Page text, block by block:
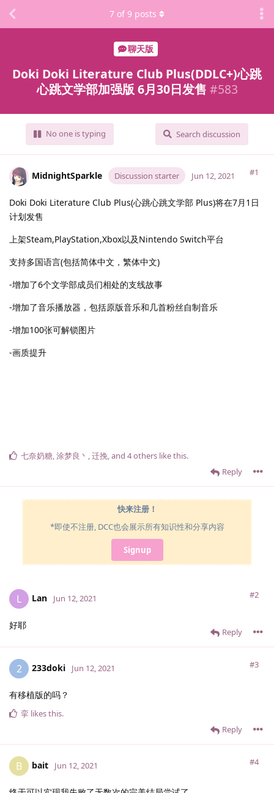
聊天版
Doki Doki Literature Club Plus(DDLC+)心跳
心跳文学部加强版 6月30日发售 #583
No one is typing Search discussion
7 of 9 posts
MidnightSparkle Discussion starter #1
Jun 12, 2021
Doki Doki Literature Club Plus(心跳心跳文学部 Plus)将在7月1日
计划发售
上架Steam,PlayStation,Xbox以及Nintendo Switch平台
支持多国语言(包括简体中文，繁体中文)
-增加了6个文学部成员们相处的支线故事
-增加了音乐播放器，包括原版音乐和几首粉丝自制音乐
-增加100张可解锁图片
-画质提升
Reply
七奈奶糖,涂梦良丶 ,迁挽, and 4others like this.
快来注册！
*即使不注册, DCC也会展示所有知识性和分享内容
Signup
L Lan #2
Jun 12, 2021
好耶
Reply
2 233doki #3
Jun 12, 2021
有移植版的吗？
Reply
挛 likes this.
B bait #4
Jun 12, 2021